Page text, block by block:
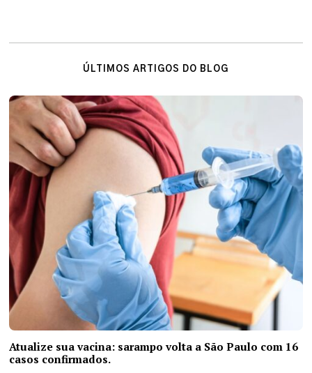
ÚLTIMOS ARTIGOS DO BLOG
Atualize sua vacina: sarampo volta a São Paulo com 16
casos confirmados.